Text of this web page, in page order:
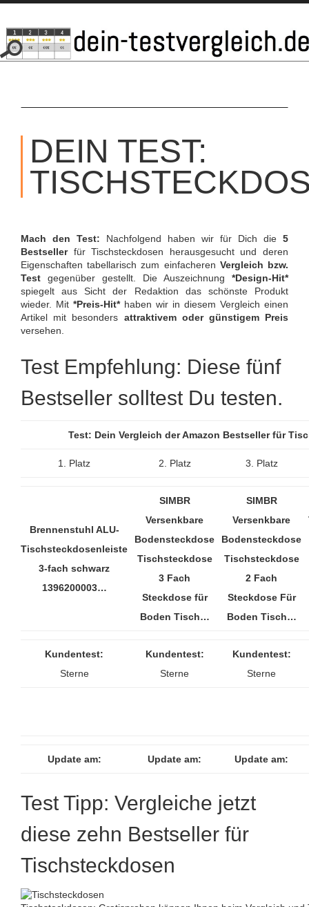
SKIP
CONTENT
DEIN TEST:
Mach den Test: Nachfolgend haben wir für Dich die 5
Bestsellerfür Tischsteckdosen herausgesucht und deren
Eigenschaften tabellarisch zum einfacheren Vergleich bzw.
Test gegenüber gestellt. Die Auszeichnung *Design-Hit*
spiegelt aus Sicht der Redaktion das schönste Produkt
wieder. Mit *Preis-Hit*haben wir in diesem Vergleich einen
Artikel mit besonders attraktivem oder günstigem Preis
versehen.
Test Empfehlung: Diese fünf
Bestseller solltest Du testen.
Test: Dein Vergleich der Amazon Bestseller für
1. Platz 2. Platz 3. Platz
Brennenstuhl ALU-
Tischsteckdosenleiste
3-fach schwarz
1396200003…
SIMBR
Versenkbare
Bodensteckdose
Tischsteckdose
3 Fach
Steckdose für
Boden Tisch…
SIMBR
Versenkbare
Bodensteckdose
Tischsteckdose
2 Fach
Steckdose Für
Boden Tisch…
Kundentest:
Sterne
Kundentest:
Sterne
Kundentest:
Sterne
Update am: Update am: Update am:
Test Tipp: Vergleiche jetzt
diese zehn Bestseller für
Tischsteckdosen